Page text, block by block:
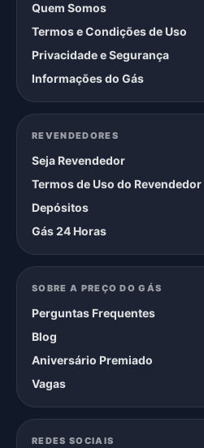
Quem Somos
Termos e Condições de Uso
Privacidade e Segurança
Informações do Gás
REVENDEDORES
Seja Revendedor
Termos de Uso do Revendedor
Depósitos
Gás 24 Horas
SOBRE A PREÇO DO GÁS
Perguntas Frequentes
Blog
Aniversário Premiado
Vagas
REDES SOCIAIS